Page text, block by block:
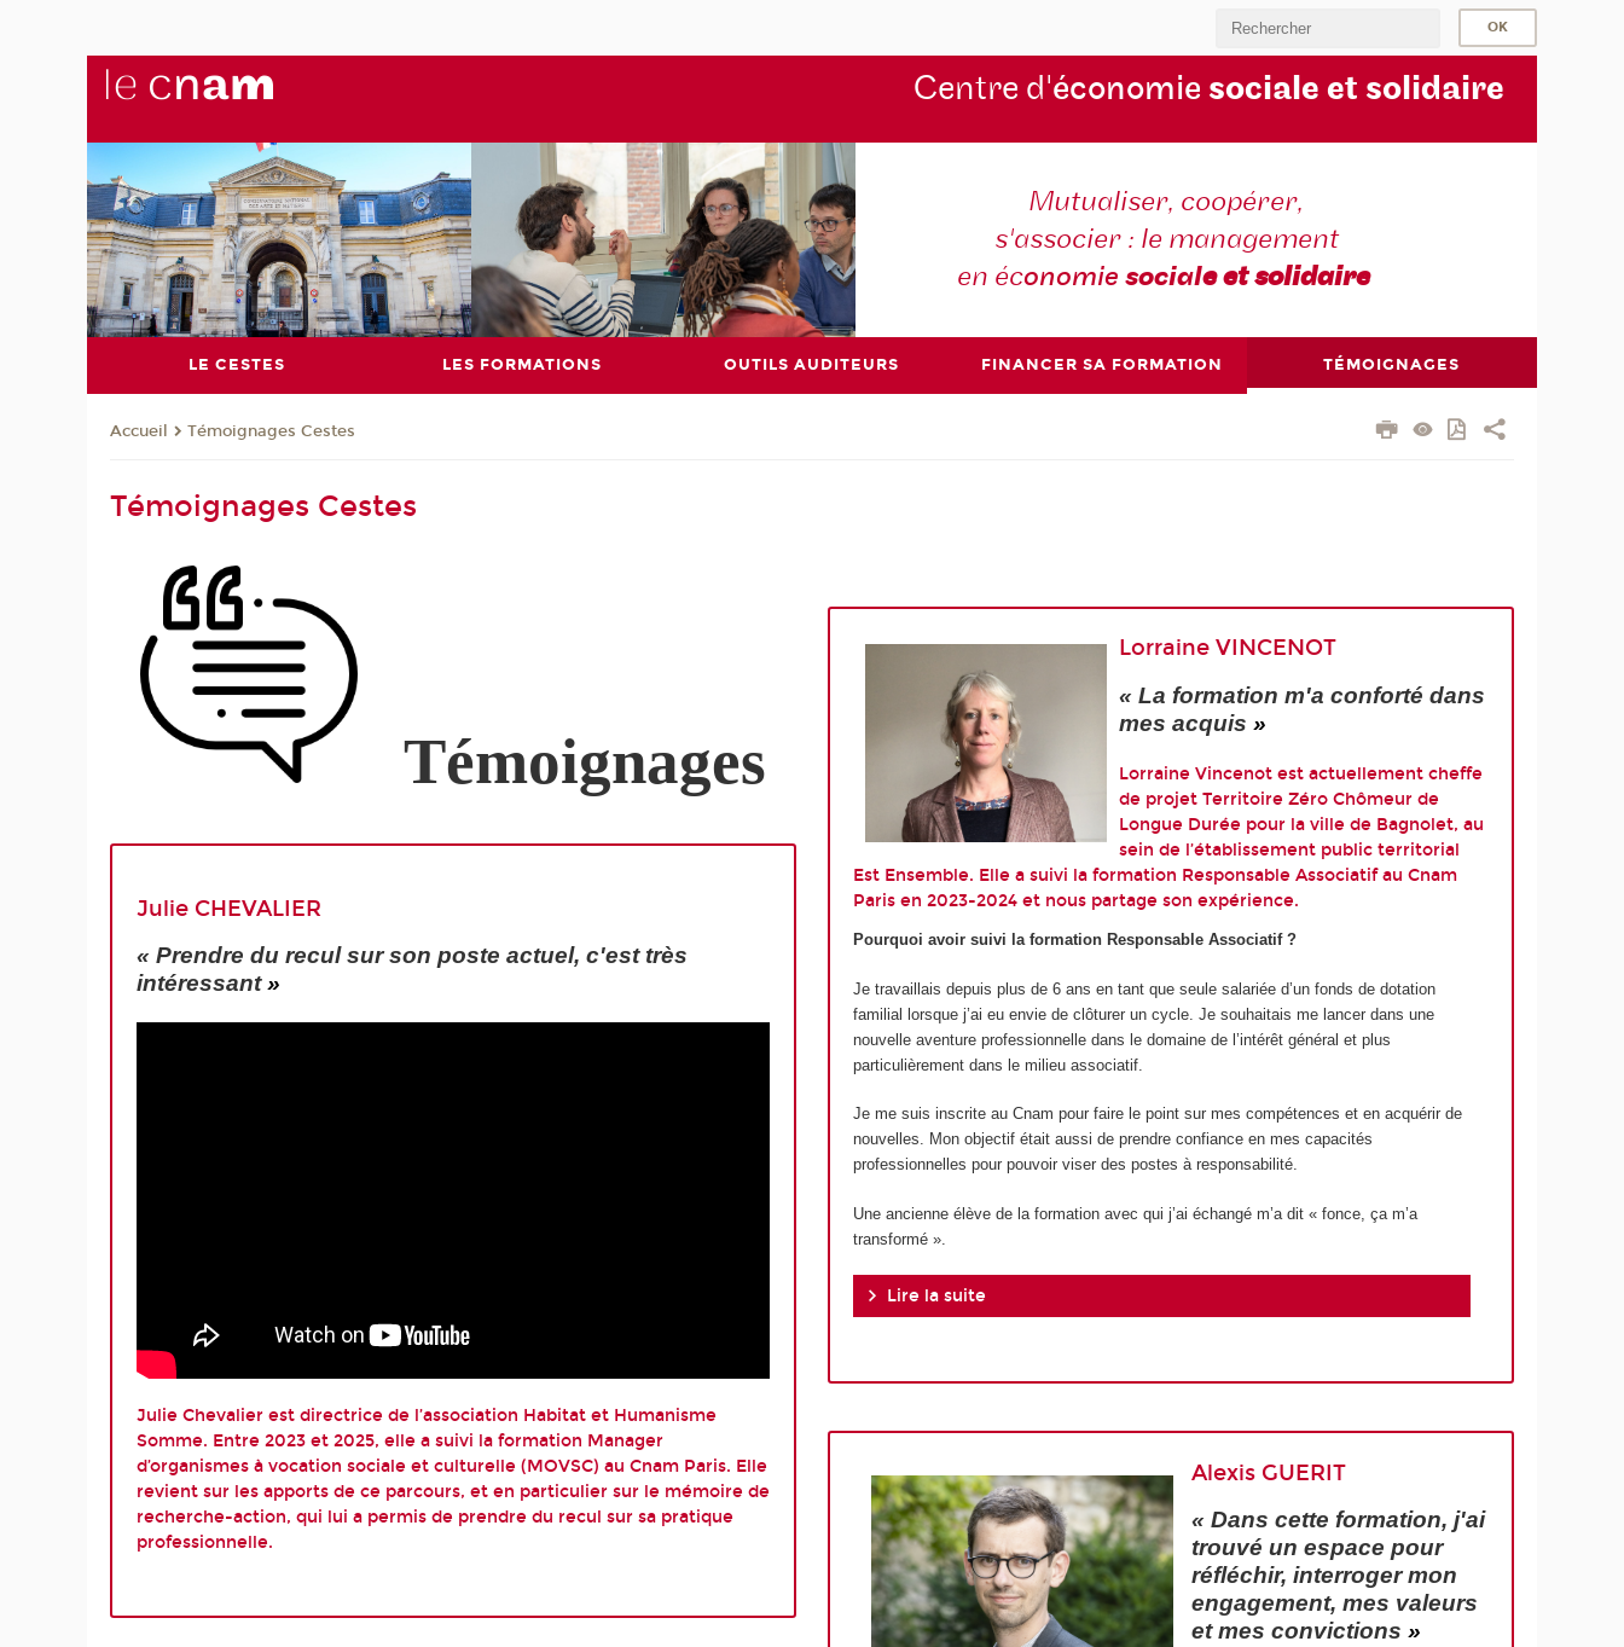
Centre d'économie sociale et solidaire
Mutualiser, coopérer,
s'associer : le management
en économie sociale et solidaire
LE CESTES LES FORMATIONS OUTILS AUDITEURS FINANCER SA FORMATION TÉMOIGNAGES
Accueil Témoignages Cestes
Témoignages Cestes
Témoignages
Julie CHEVALIER
« Prendre du recul sur son poste actuel, c'est très
intéressant»
Julie Chevalier est directrice de l’association Habitat et Humanisme
Somme. Entre 2023 et 2025, elle a suivi la formation Manager
d’organismes à vocation sociale et culturelle (MOVSC) au Cnam Paris. Elle
revient sur les apports de ce parcours, et en particulier sur le mémoire de
recherche-action, qui lui a permis de prendre du recul sur sa pratique
professionnelle.
Lorraine VINCENOT
« La formation m'a conforté dans
mes acquis »
Lorraine Vincenot est actuellement cheffe
de projet Territoire Zéro Chômeur de
Longue Durée pour la ville de Bagnolet, au
sein de l’établissement public territorial
Est Ensemble. Elle a suivi la formation Responsable Associatif au Cnam
Paris en 2023-2024 et nous partage son expérience.
Pourquoi avoir suivi la formation Responsable Associatif ?
Je travaillais depuis plus de 6 ans en tant que seule salariée d’un fonds de dotation
familial lorsque j’ai eu envie de clôturer un cycle. Je souhaitais me lancer dans une
nouvelle aventure professionnelle dans le domaine de l’intérêt général et plus
particulièrement dans le milieu associatif.
Je me suis inscrite au Cnam pour faire le point sur mes compétences et en acquérir de
nouvelles. Mon objectif était aussi de prendre confiance en mes capacités
professionnelles pour pouvoir viser des postes à responsabilité.
Une ancienne élève de la formation avec qui j’ai échangé m’a dit « fonce, ça m’a
transformé ».
Lire la suite
Alexis GUERIT
« Dans cette formation, j'ai
trouvé un espace pour
réfléchir, interroger mon
engagement, mes valeurs
et mes convictions »